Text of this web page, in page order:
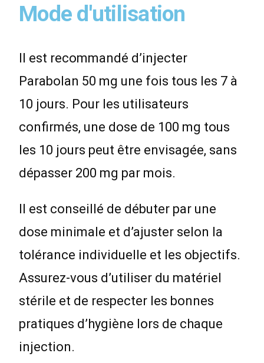
Mode d'utilisation
Il est recommandé d’injecter
Parabolan 50 mg une fois tous les 7 à
10 jours. Pour les utilisateurs
confirmés, une dose de 100 mg tous
les 10 jours peut être envisagée, sans
dépasser 200 mg par mois.
Il est conseillé de débuter par une
dose minimale et d’ajuster selon la
tolérance individuelle et les objectifs.
Assurez-vous d’utiliser du matériel
stérile et de respecter les bonnes
pratiques d’hygiène lors de chaque
injection.